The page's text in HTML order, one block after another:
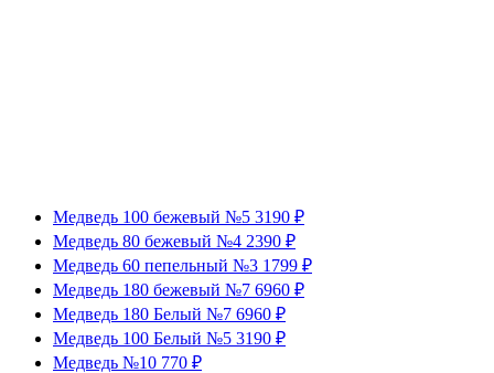
Медведь 100 бежевый №5 3190 ₽
Медведь 80 бежевый №4 2390 ₽
Медведь 60 пепельный №3 1799 ₽
Медведь 180 бежевый №7 6960 ₽
Медведь 180 Белый №7 6960 ₽
Медведь 100 Белый №5 3190 ₽
Медведь №10 770 ₽